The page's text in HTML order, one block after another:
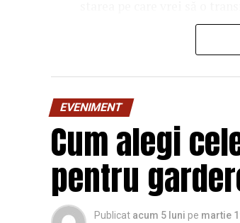
De ce contează
Tot farmecul vine din faptul
obișnuite. E un albastru-
înseamnă că personajul
lângă el. Dacă ignori
care albastrul rece și florile
EVENIMENT
Cum alegi
pentru
Publicat acum 5 luni pe martie